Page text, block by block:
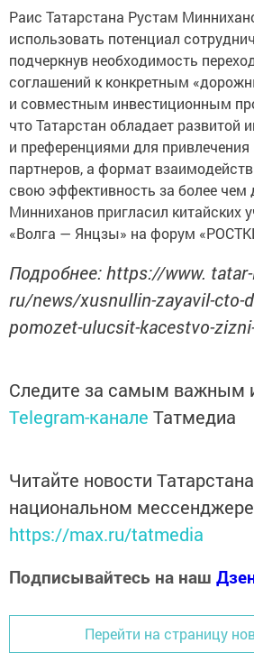
Раис Татарстана Рустам
использовать потенциал
подчеркнув необходимость
соглашений к конкретным
и совместным инвестиционным
что Татарстан обладает развитой
и преференциями для привлечения
партнеров, а формат
свою эффективность за более чем
Минниханов пригласил китайских
«Волга — Янцзы» на форум
Подробнее: https://www.
ru/news/xusnullin-zayavil-cto-
pomozet-ulucsit-kacestvo-
Следите за самым важным
Telegram-канале Татмедиа
Читайте новости
национальном
https://max.ru/tatmedia
Подписывайтесь на наш
Перейти на страницу